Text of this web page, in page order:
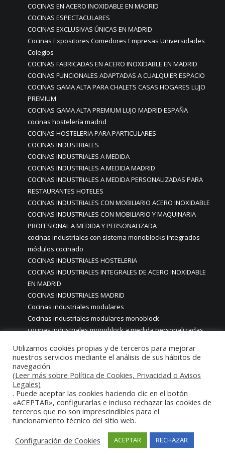
COCINAS EN ACERO INOXIDABLE EN MADRID
COCINAS ESPECTACULARES
COCINAS EXCLUSIVAS ÚNICAS EN MADRID
Cocinas Expositores Comedores Empresas Universidades
Colegios
COCINAS FABRICADAS EN ACERO INOXIDABLE EN MADRID
COCINAS FUNCIONALES ADAPTADAS A CUALQUIER ESPACIO
COCINAS GAMA ALTA PARA CHALETS CASAS HOGARES LUJO
PREMIUM
COCINAS GAMA ALTA PREMIUM LUJO MADRID ESPAÑA
cocinas hostelería madrid
COCINAS HOSTELERIA PARA PARTICULARES
COCINAS INDUSTRIALES
COCINAS INDUSTRIALES A MEDIDA
COCINAS INDUSTRIALES A MEDIDA MADRID
COCINAS INDUSTRIALES A MEDIDA PERSONALIZADAS PARA
RESTAURANTES HOTELES
COCINAS INDUSTRIALES CON MOBILIARIO ACERO INOXIDABLE
COCINAS INDUSTRIALES CON MOBILIARIO Y MAQUINARIA
PROFESIONAL A MEDIDA Y PERSONALIZADA
cocinas industriales con sistema monoblocks integrados
módulos cocinado
COCINAS INDUSTRIALES HOSTELERIA
COCINAS INDUSTRIALES INTEGRALES DE ACERO INOXIDABLE
EN MADRID
COCINAS INDUSTRIALES MADRID
Cocinas industriales modulares
Cocinas industriales modulares monoblock
cocinas industriales monoblock a medida personalizadas
MADRID ESPAÑA
COCINAS INDUSTRIALES MONOBLOCK MADRID
cocinas industriales móviles
cocinas industriales móviles food truck
COCINAS INDUSTRIALES PARA COMEDORES EMPLEADOS
TRABAJADORES MADRID
COCINAS INDUSTRIALES PARA HOSTELERÍA
COCINAS INDUSTRIALES PARA HOSTELERÍA RESTAURANTES Y
HOTELES
Utilizamos cookies propias y de terceros para mejorar
nuestros servicios mediante el análisis de sus hábitos de
navegación
(Leer más sobre Política de Cookies, Privacidad o Avisos
Legales)
. Puede aceptar las cookies haciendo clic en el botón
«ACEPTAR», configurarlas e incluso rechazar las cookies de
terceros que no son imprescindibles para el
funcionamiento técnico del sitio web.
Configuración de Cookies
ACEPTAR RECHAZAR